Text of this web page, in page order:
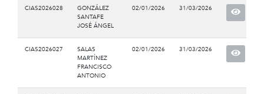
CIAS2026028
GONZÁLEZ
SANTAFE
JOSÉ ÁNGEL
02/01/2026 31/03/2026
CIAS2026027
SALAS
MARTÍNEZ
FRANCISCO
ANTONIO
02/01/2026 31/03/2026